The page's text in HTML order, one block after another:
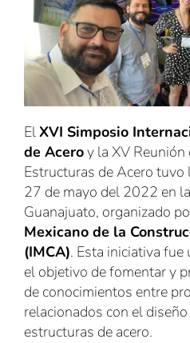
ElXVI Simposio
de Aceroy la XV
Estructuras de Acero
27 de mayo del 2022 en
Guanajuato, organizado
Mexicano de la
(IMCA). Esta iniciativa fue
el objetivo de fomentar y
de conocimientos entre
relacionados con el
estructuras de acero.